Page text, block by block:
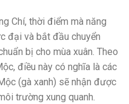
Chí, thời điểm mà năng
đại và bắt đầu chuyển
bị cho mùa xuân. Theo
điều này có nghĩa là các
(gà xanh) sẽ nhận được
trường xung quanh.